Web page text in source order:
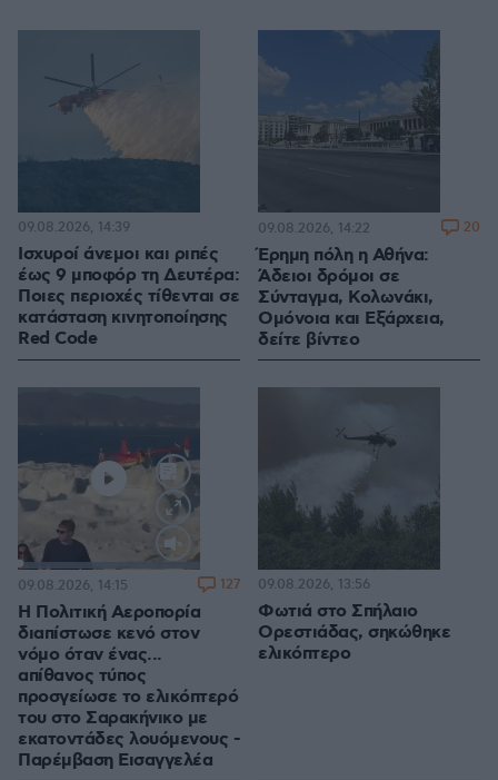
Ισχυροί άνεμοι και ριπές
έως 9 μποφόρ τη Δευτέρα:
Ποιες περιοχές τίθενται σε
κατάσταση κινητοποίησης
Red Code
09.08.2026, 14:39
Έρημη πόλη η Αθήνα:
Άδειοι δρόμοι σε
Σύνταγμα, Κολωνάκι,
Ομόνοια και Εξάρχεια,
δείτε βίντεο
09.08.2026, 14:22 20
Loaded
100.00%
Η Πολιτική Αεροπορία
διαπίστωσε κενό στον
νόμο όταν ένας...
απίθανος τύπος
προσγείωσε το ελικόπτερό
του στο Σαρακήνικο με
εκατοντάδες λουόμενους -
Παρέμβαση Εισαγγελέα
09.08.2026, 14:15 127
Φωτιά στο Σπήλαιο
Ορεστιάδας, σηκώθηκε
ελικόπτερο
09.08.2026, 13:56